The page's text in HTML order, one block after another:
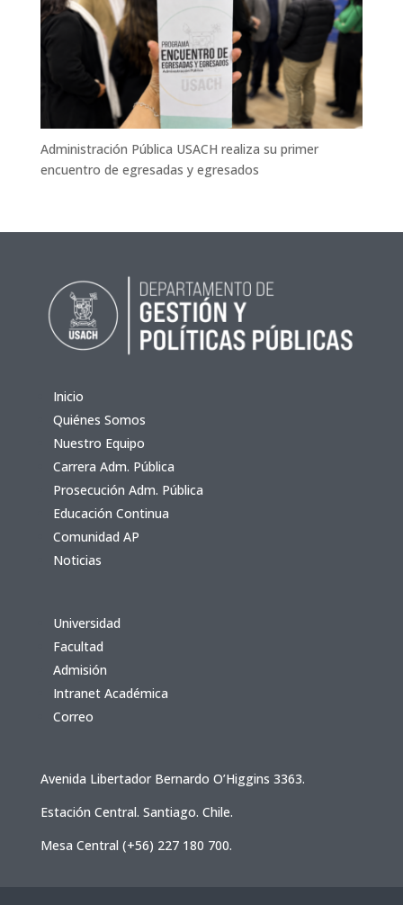
Administración Pública USACH realiza su primer
encuentro de egresadas y egresados
Inicio
Quiénes Somos
Nuestro Equipo
Carrera Adm. Pública
Prosecución Adm. Pública
Educación Continua
Comunidad AP
Noticias
Universidad
Facultad
Admisión
Intranet Académica
Correo
Avenida Libertador Bernardo O’Higgins 3363.
Estación Central. Santiago. Chile.
Mesa Central (+56) 227 180 700.